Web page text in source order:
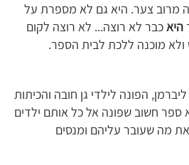
מרוב צער. היא גם לא מספרת על
היאכבר לא רוצה... לא רוצה לקום
מוכנה ללכת לבית הספר.
הפונה לילדי גן חובה והכיתות
ספר חשוב שפונה אל כל אותם ילדים
מה שעובר עליהם ומנסים